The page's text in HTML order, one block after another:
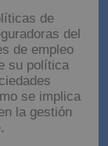
de
del
de empleo
su política
se implica
la gestión